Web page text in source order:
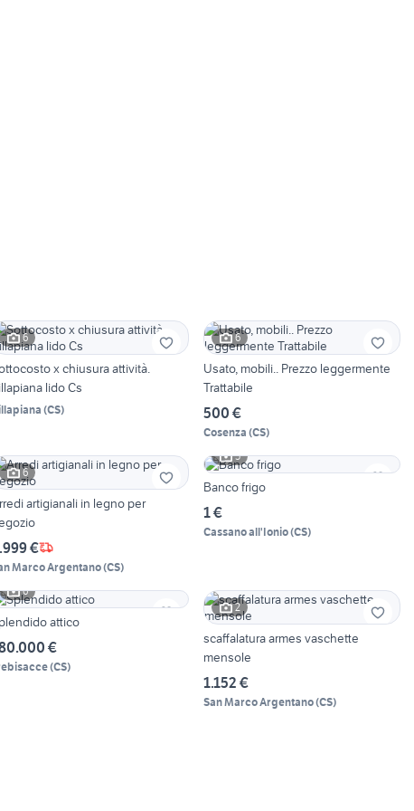
6
x chiusura attività.
lido Cs
(CS)
6
Usato, mobili.. Prezzo leggermente
Trattabile
500 €
Cosenza (CS)
6
artigianali in legno per
€
Marco Argentano(CS)
5
Banco frigo
1 €
Cassano all'Ionio(CS)
6
attico
€
(CS)
2
scaffalatura armes vaschette
mensole
1.152 €
San Marco Argentano(CS)